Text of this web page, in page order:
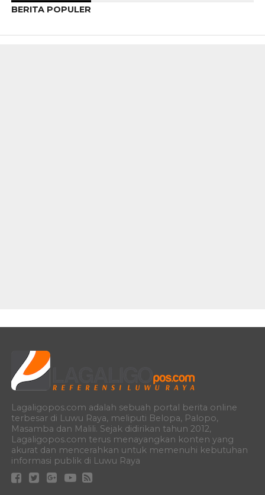
BERITA POPULER
Lagaligopos.com adalah sebuah portal berita online
terbesar di Luwu Raya, meliputi Belopa, Palopo,
Masamba dan Malili. Sejak didirikan tahun 2012,
Lagaligopos.com terus menayangkan konten yang
akurat dan mencerahkan untuk memenuhi kebutuhan
informasi publik di Luwu Raya